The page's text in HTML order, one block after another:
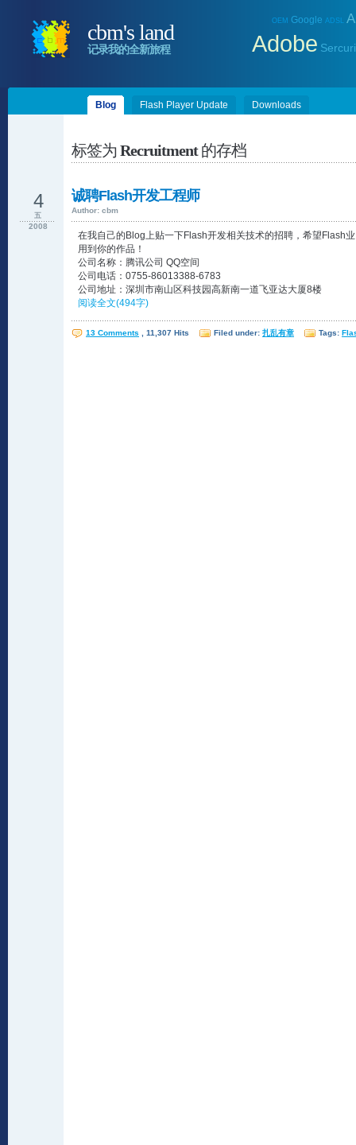
OEM Google ADSL
Adobe
cbm's land
记录我的全新旅程
Blog Flash Player Update Downloads
标签为Recruitment的存档
诚聘Flash开发工程师
Author: cbm
4
五
2008
在我自己的Blog上贴一下Flash开发相关技术的招聘，希望Flash
用到你的作品！
公司名称：腾讯公司 QQ空间
公司电话：0755-86013388-6783
公司地址：深圳市南山区科技园高新南一道飞亚达大厦8楼
阅读全文(494字)
13 Comments , 11,307 Hits Filed under: 扎乱有章 Tags: